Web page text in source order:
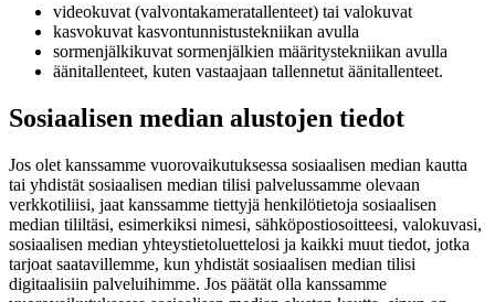
videokuvat (valvontakameratallenteet) tai valokuvat
kasvokuvat kasvontunnistustekniikan avulla
sormenjälkikuvat sormenjälkien määritystekniikan avulla
äänitallenteet, kuten vastaajaan tallennetut äänitallenteet.
Sosiaalisen median alustojen tiedot
Jos olet kanssamme vuorovaikutuksessa sosiaalisen median kautta
tai yhdistät sosiaalisen median tilisi palvelussamme olevaan
verkkotiliisi, jaat kanssamme tiettyjä henkilötietoja sosiaalisen
median tililtäsi, esimerkiksi nimesi, sähköpostiosoitteesi, valokuvasi,
sosiaalisen median yhteystietoluettelosi ja kaikki muut tiedot, jotka
tarjoat saatavillemme, kun yhdistät sosiaalisen median tilisi
digitaalisiin palveluihimme. Jos päätät olla kanssamme